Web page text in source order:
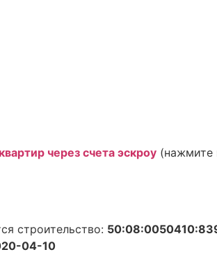
через счета эскроу (нажмите
строительство:
04-10